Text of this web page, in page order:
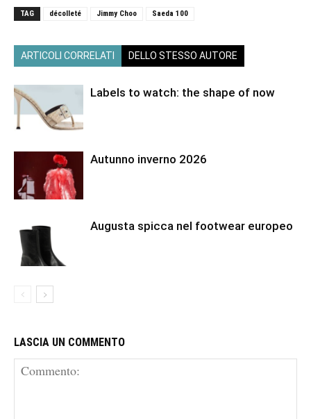
TAG décolleté Jimmy Choo Saeda 100
ARTICOLI CORRELATI DELLO STESSO AUTORE
Labels to watch: the shape of now
Autunno inverno 2026
Augusta spicca nel footwear europeo
LASCIA UN COMMENTO